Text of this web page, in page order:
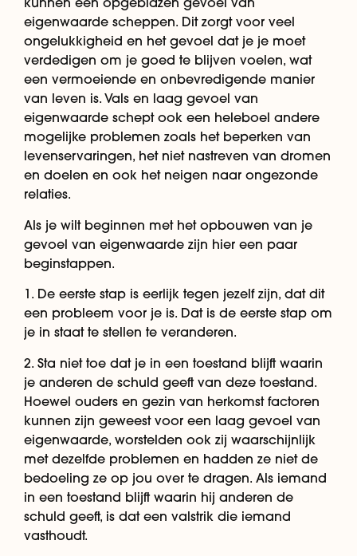
eigenwaarde scheppen. Dit zorgt voor veel
ongelukkigheid en het gevoel dat je je moet
verdedigen om je goed te blijven voelen, wat
een vermoeiende en onbevredigende manier
van leven is. Vals en laag gevoel van
eigenwaarde schept ook een heleboel andere
mogelijke problemen zoals het beperken van
levenservaringen, het niet nastreven van dromen
en doelen en ook het neigen naar ongezonde
relaties.
Als je wilt beginnen met het opbouwen van je
gevoel van eigenwaarde zijn hier een paar
beginstappen.
1. De eerste stap is eerlijk tegen jezelf zijn, dat dit
een probleem voor je is. Dat is de eerste stap om
je in staat te stellen te veranderen.
2. Sta niet toe dat je in een toestand blijft waarin
je anderen de schuld geeft van deze toestand.
Hoewel ouders en gezin van herkomst factoren
kunnen zijn geweest voor een laag gevoel van
eigenwaarde, worstelden ook zij waarschijnlijk
met dezelfde problemen en hadden ze niet de
bedoeling ze op jou over te dragen. Als iemand
in een toestand blijft waarin hij anderen de
schuld geeft, is dat een valstrik die iemand
vasthoudt.